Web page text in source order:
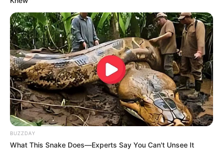
BUZZDAY
What This Snake Does—Experts Say You Can't Unsee It